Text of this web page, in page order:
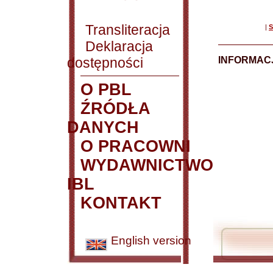
Transliteracja
Deklaracja
dostępności
O PBL
ŹRÓDŁA
DANYCH
O PRACOWNI
WYDAWNICTWO
IBL
KONTAKT
English version
|